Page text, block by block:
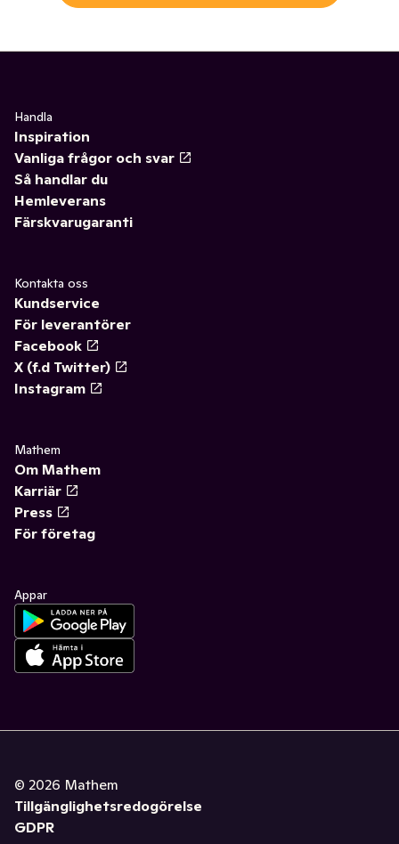
Handla
Inspiration
Vanliga frågor och svar
Så handlar du
Hemleverans
Färskvarugaranti
Kontakta oss
Kundservice
För leverantörer
Facebook
X (f.d Twitter)
Instagram
Mathem
Om Mathem
Karriär
Press
För företag
Appar
© 2026 Mathem
Tillgänglighetsredogörelse
GDPR